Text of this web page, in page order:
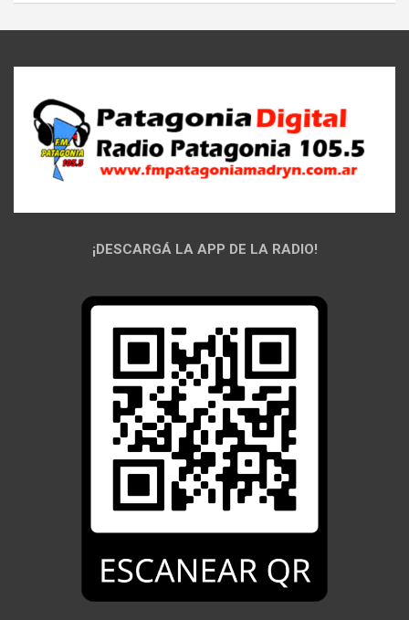
¡DESCARGÁ LA APP DE LA RADIO!